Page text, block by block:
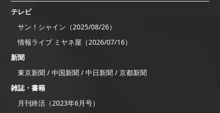
テレビ
サン！シャイン（2025/08/26）
情報ライブ ミヤネ屋（2026/07/16）
新聞
東京新聞 / 中国新聞 / 中日新聞 / 京都新聞
雑誌・書籍
月刊終活（2023年6月号）